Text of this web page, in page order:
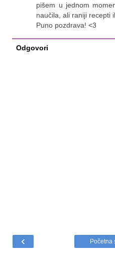
pišem u jednom
naučila, ali raniji recepti
Puno pozdrava! <3
Odgovori
‹ Početna